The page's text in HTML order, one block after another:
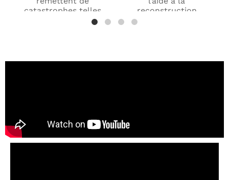
catastrophes telles
que les incendies
terre et d’autres
disponibles, à
trouver un
reconstruction
après sinistre dans
des membres de la